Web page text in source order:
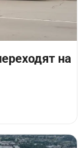
на